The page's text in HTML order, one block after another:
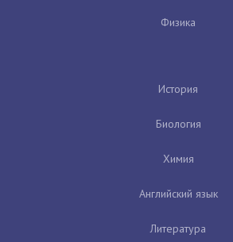
Физика
История
Биология
Химия
Английский язык
Литература